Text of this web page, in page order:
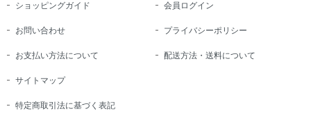
ショッピングガイド 会員ログイン
お問い合わせ プライバシーポリシー
お支払い方法について 配送方法・送料について
サイトマップ
特定商取引法に基づく表記